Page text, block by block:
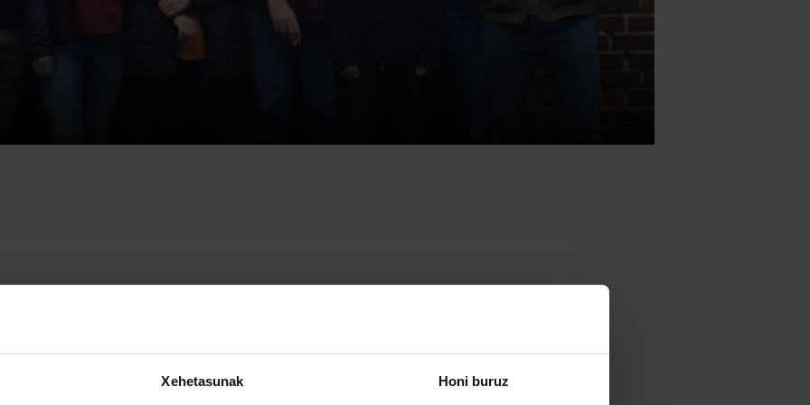
Xehetasunak Honi buruz
Zadar-eko (Kroazia) Unibertsitatea eta Etxepare Institutua erakundeek